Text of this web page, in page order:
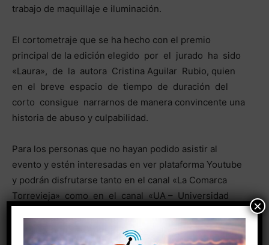
trabajo de maquillaje e iluminación.
El cortometraje que se ha hecho con el premio
principal de la edición elegido por el jurado ha sido
«Laura», de la autora Cristina Aguilar Rubio, quien
en el breve espacio de tiempo de duración del
corto consigue narrarnos de manera convincente una
historia de abuso y culpabilidad.
Para los personas que no hayan podido asistir al
evento y estén interesadas en ver plataforma Youtube
y podrán disfrutarse tanto en el canal «La Comarca
Torrevieja» como en el canal «UA – Universidad
se podrán ver todos los cortos presentados en
ediciones anteriores.
×